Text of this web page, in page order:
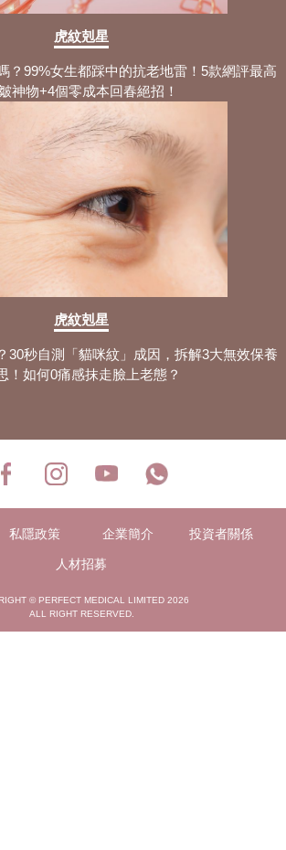
虎紋剋星
？99%女生都踩中的抗老地雷！5款網評最高
神物+4個零成本回春絕招！
虎紋剋星
30秒自測「貓咪紋」成因，拆解3大無效保養
！如何0痛感抹走臉上老態？
私隱政策 企業簡介 投資者關係
人材招募
© PERFECT MEDICAL LIMITED 2026
ALL RIGHT RESERVED.